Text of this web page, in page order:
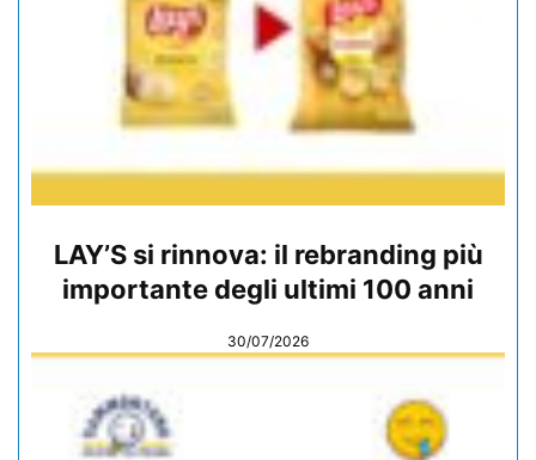
LAY’S si rinnova: il rebranding più
importante degli ultimi 100 anni
30/07/2026